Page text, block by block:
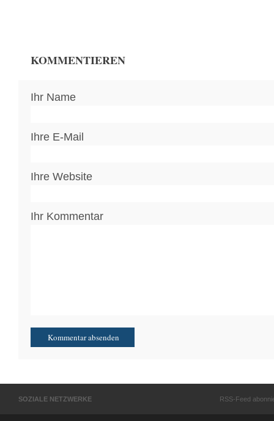
KOMMENTIEREN
Ihr Name
Ihre E-Mail
Ihre Website
Ihr Kommentar
SOZIALE NETZWERKE RSS-Feed